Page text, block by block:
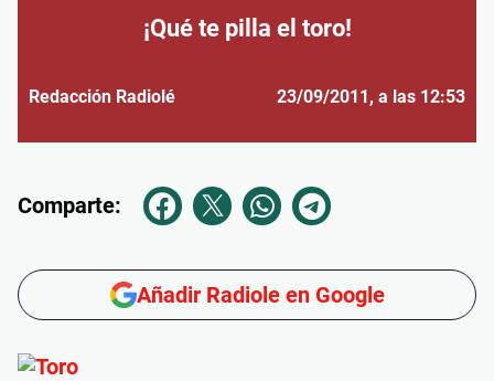
¡Qué te pilla el toro!
Redacción Radiolé 23/09/2011, a las 12:53
Comparte:
Añadir Radiole en Google